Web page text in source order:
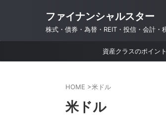
ファイナンシャルスター
株式・債券・為替・REIT・投信・会
資産クラスのポイント
HOME >米ドル
米ドル